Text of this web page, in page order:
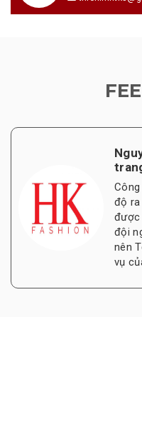
độ ra
được
đội
nên
vụ